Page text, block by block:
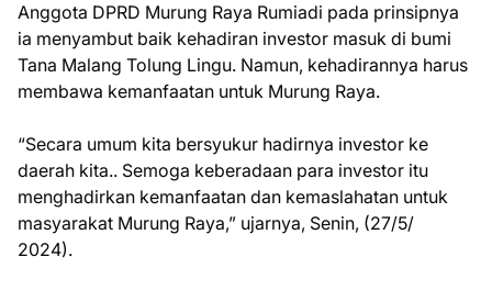
Anggota DPRD Murung Raya Rumiadi pada prinsipnya
ia menyambut baik kehadiran investor masuk di bumi
Tana Malang Tolung Lingu. Namun, kehadirannya harus
membawa kemanfaatan untuk Murung Raya.
“Secara umum kita bersyukur hadirnya investor ke
daerah kita.. Semoga keberadaan para investor itu
menghadirkan kemanfaatan dan kemaslahatan untuk
masyarakat Murung Raya,” ujarnya, Senin, (27/5/
2024).